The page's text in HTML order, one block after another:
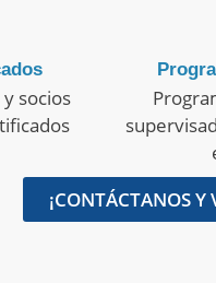
socios
¡CONTÁCTANOS Y